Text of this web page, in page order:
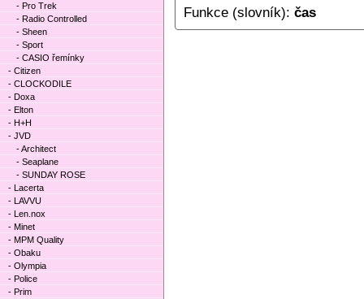
Funkce (slovník): čas
- Pro Trek
- Radio Controlled
- Sheen
- Sport
- CASIO řemínky
- Citizen
- CLOCKODILE
- Doxa
- Elton
- H+H
- JVD
- Architect
- Seaplane
- SUNDAY ROSE
- Lacerta
- LAVVU
- Len.nox
- Minet
- MPM Quality
- Obaku
- Olympia
- Police
- Prim